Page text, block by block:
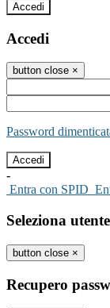
Accedi
Accedi
button close ×
Password
-
Entra con SPID
Seleziona utente
button close ×
Recupero